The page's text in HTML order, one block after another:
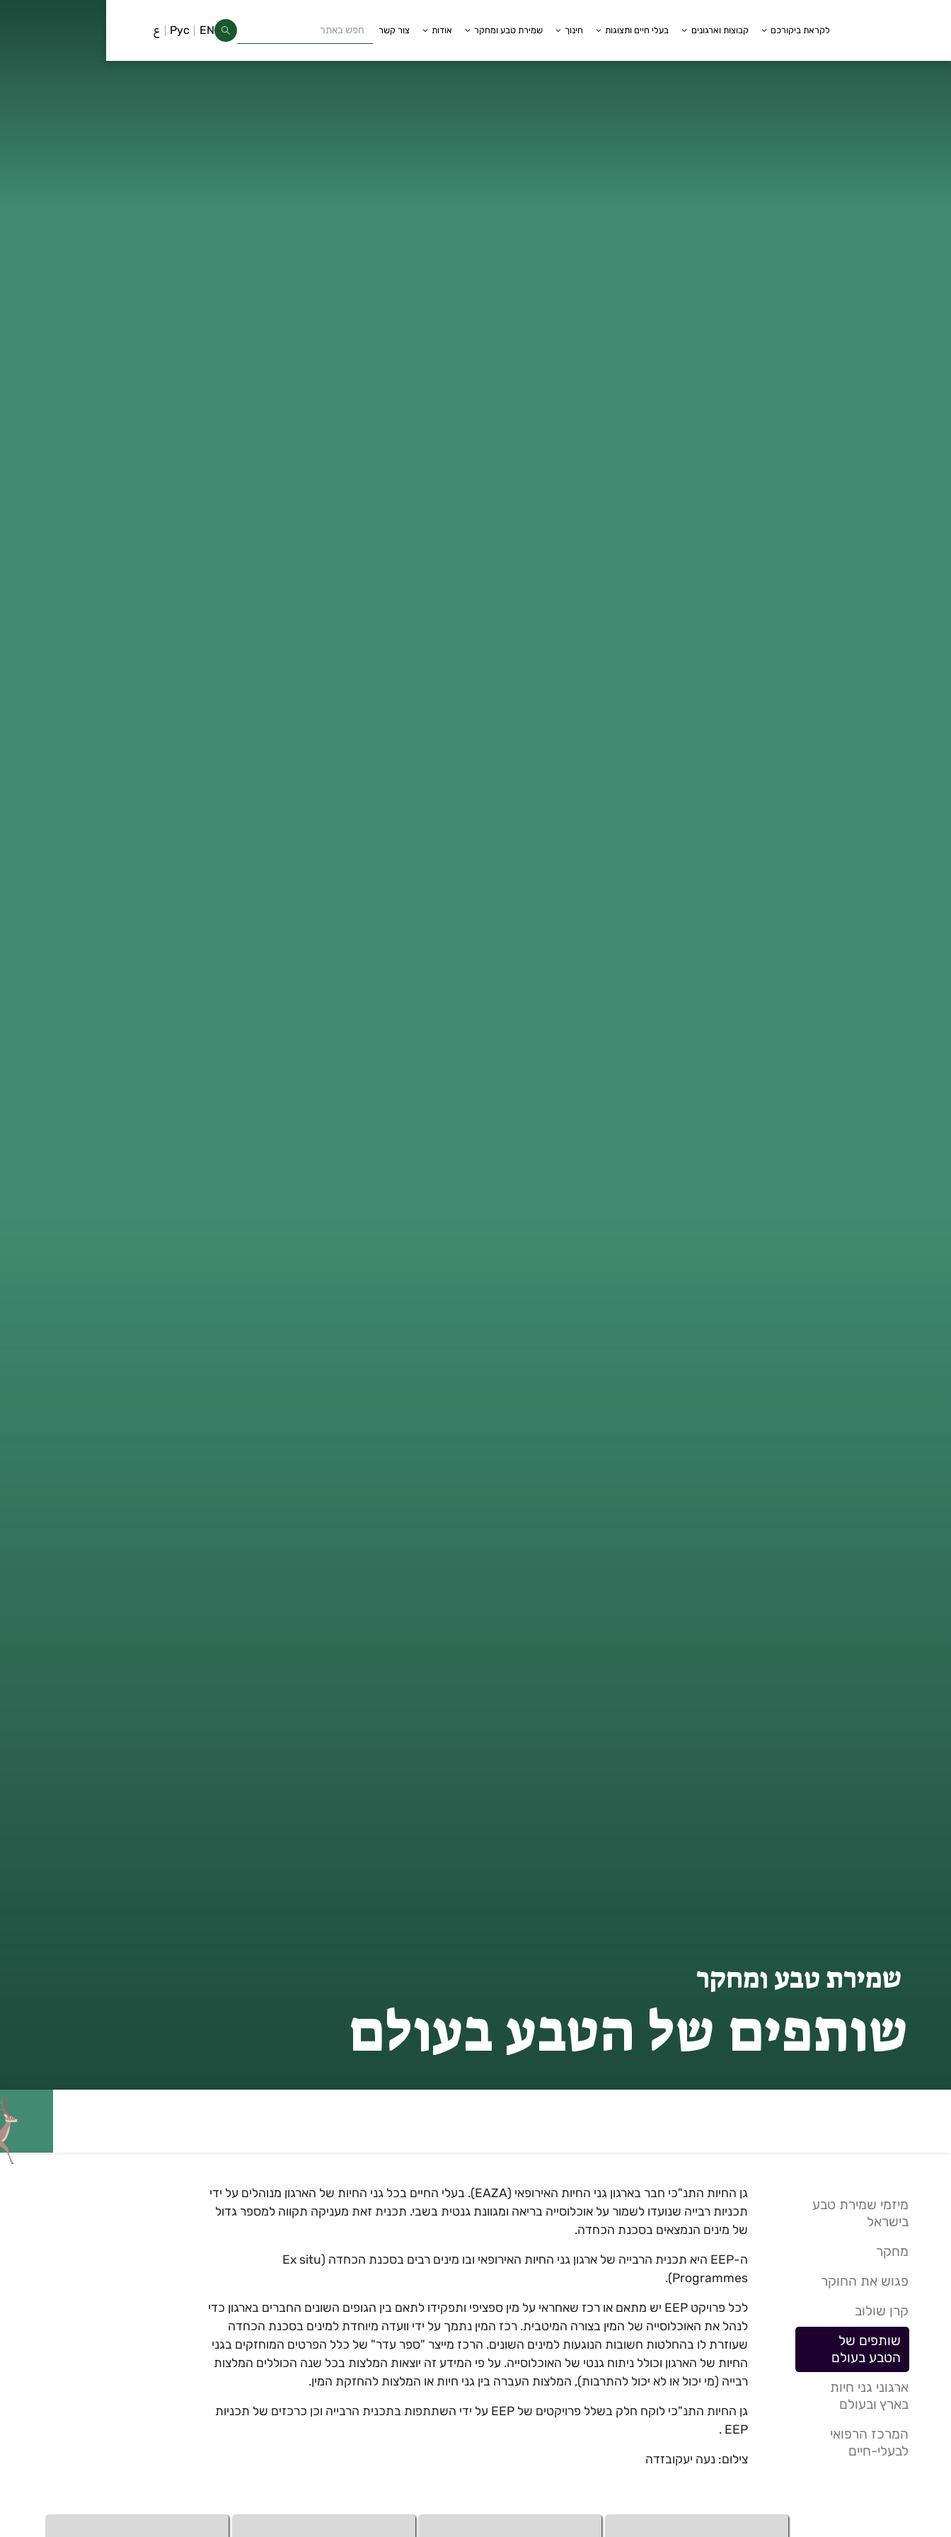
לקראת ביקורכם קבוצות וארגונים בעלי חיים ותצוגות חינוך שמירת טבע ומחקר אודות צור קשר EN
Рус ع
שמירת טבע ומחקר
שותפים של הטבע בעולם
מיזמי שמירת טבע
בישראל
מחקר
פגוש את החוקר
קרן שולוב
שותפים של
הטבע בעולם
ארגוני גני חיות
בארץ ובעולם
המרכז הרפואי
לבעלי-חיים
גן החיות התנ"כי חבר בארגון גני החיות האירופאי (EAZA). בעלי החיים בכל גני החיות של הארגון מנוהלים על ידי
תכניות רבייה שנועדו לשמור על אוכלוסייה בריאה ומגוונת גנטית בשבי. תכנית זאת מעניקה תקווה למספר גדול
של מינים הנמצאים בסכנת הכחדה.
ה-EEP היא תכנית הרבייה של ארגון גני החיות האירופאי ובו מינים רבים בסכנת הכחדה (Ex situ
Programmes).
לכל פרויקט EEP יש מתאם או רכז שאחראי על מין ספציפי ותפקידו לתאם בין הגופים השונים החברים בארגון כדי
לנהל את האוכלוסייה של המין בצורה המיטבית. רכז המין נתמך על ידי וועדה מיוחדת למינים בסכנת הכחדה
שעוזרת לו בהחלטות חשובות הנוגעות למינים השונים. הרכז מייצר "ספר עדר" של כלל הפרטים המוחזקים בגני
החיות של הארגון וכולל ניתוח גנטי של האוכלוסייה. על פי המידע זה יוצאות המלצות בכל שנה הכוללים המלצות
רבייה (מי יכול או לא יכול להתרבות), המלצות העברה בין גני חיות או המלצות להחזקת המין.
גן החיות התנ"כי לוקח חלק בשלל פרויקטים של EEP על ידי השתתפות בתכנית הרבייה וכן כרכזים של תכניות
EEP .
צילום: נעה יעקובזדה